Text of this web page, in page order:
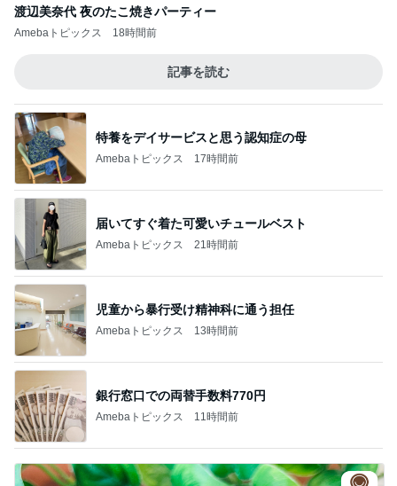
渡辺美奈代 夜のたこ焼きパーティー
Amebaトピックス 18時間前
記事を読む
特養をデイサービスと思う認知症の母
Amebaトピックス 17時間前
届いてすぐ着た可愛いチュールベスト
Amebaトピックス 21時間前
児童から暴行受け精神科に通う担任
Amebaトピックス 13時間前
銀行窓口での両替手数料770円
Amebaトピックス 11時間前